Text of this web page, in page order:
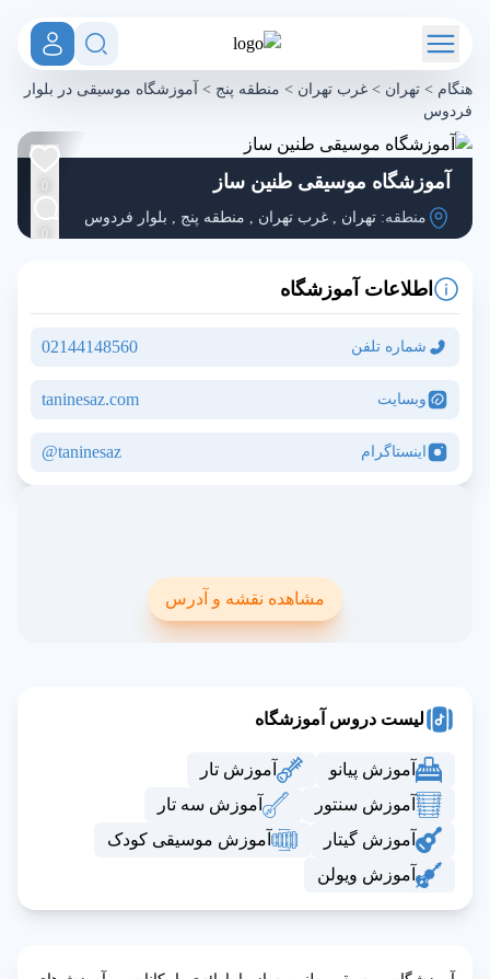
هنگام > تهران > غرب تهران > منطقه پنج > آموزشگاه موسیقی در بلوار
فردوس
آموزشگاه موسیقی طنین ساز
منطقه: تهران , غرب تهران , منطقه پنج , بلوار فردوس
0
0
اطلاعات آموزشگاه
شماره تلفن 02144148560
وبسایت taninesaz.com
اینستاگرام taninesaz@
مشاهده نقشه و آدرس
لیست دروس آموزشگاه
آموزش پیانو
آموزش تار
آموزش سنتور
آموزش سه تار
آموزش گیتار
آموزش موسیقی کودک
آموزش ویولن